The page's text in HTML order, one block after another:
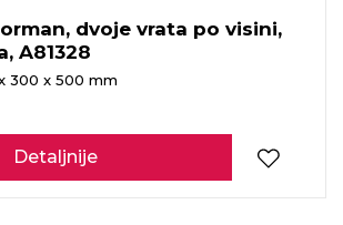
dvoje vrata po visini,
A81328
300 x 500 mm
Detaljnije